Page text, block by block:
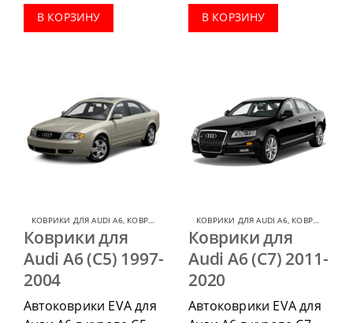
комплектации:
водительский коврик,
В КОРЗИНУ
комплектации:
водительский коврик,
В КОРЗИНУ
КОВРИКИ ДЛЯ AUDI A6, КОВРИКИ ДЛЯ AUDI
Коврики для
Audi A6 (C5) 1997-
2004
Автоковрики EVA для
КОВРИКИ ДЛЯ AUDI A6, КОВРИКИ ДЛЯ AUDI
Коврики для
Audi A6 (C7) 2011-
2020
Автоковрики EVA для